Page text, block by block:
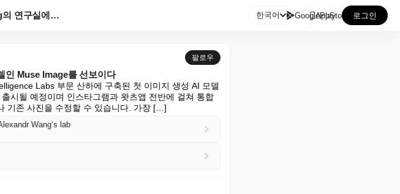
Meta, Alexandr Wang의 연구실에서 구축한... 한국어 GooglePlay
AppStore 로그인
팔로우
인 Muse Image를 선보이다
Labs 부문 산하에 구축된 첫 이미지 생성 AI 모델
시될 예정이며 인스타그램과 왓츠앱 전반에 걸쳐 통합
기존 사진을 수정할 수 있습니다. 가장 […]
Wang’s lab